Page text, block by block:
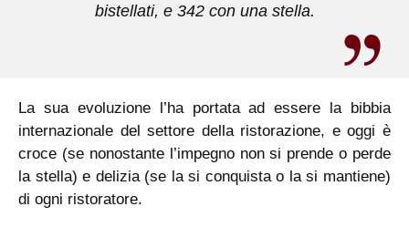
bistellati, e 342 con una stella.
La sua evoluzione l’ha portata ad essere la bibbia
internazionale del settore della ristorazione, e oggi è
croce (se nonostante l’impegno non si prende o perde
la stella) e delizia (se la si conquista o la si mantiene)
di ogni ristoratore.